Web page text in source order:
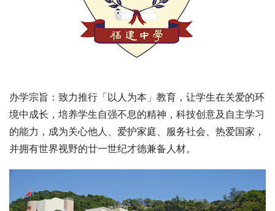
办学宗旨：致力推行「以人为本」教育，让学生在关爱的环
境中成长，培养学生自强不息的精神，科技创意及自主学习
的能力，成为关心他人、爱护家庭、服务社会、热爱国家，
并拥有世界视野的廿一世纪才德兼备人材。